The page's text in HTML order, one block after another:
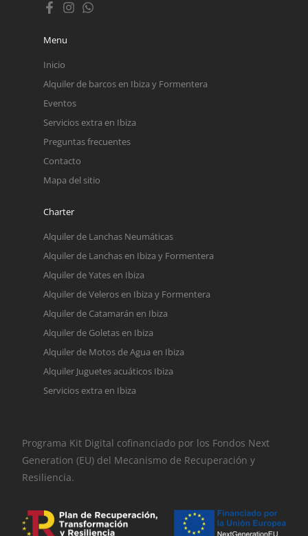
Menu
Inicio
Alquiler de barcos en Ibiza y Formentera
Eventos
Servicios extra en Ibiza
Preguntas frecuentes
Contacto
Mapa del sitio
Charter
Alquiler de Lanchas Neumáticas
Alquiler de Lanchas en Ibiza y Formentera
Alquiler de Yates en Ibiza
Alquiler de Veleros en Ibiza y Formentera
Alquiler de Catamarán en Ibiza
Alquiler de Goletas en Ibiza
Alquiler de Motos de Agua en Ibiza
Alquiler Juguetes acuáticos Ibiza
Servicios extra en Ibiza
Programa Kit Digital cofinanciado por los Fondos Next
Generation (EU) del Mecanismo de Recuperación y
Resiliencia.